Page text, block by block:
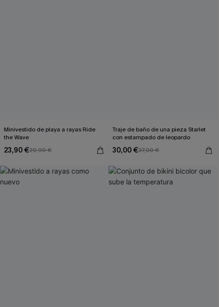
Minivestido de playa a rayas Ride
the Wave
23,90 €29,90 €
Traje de baño de una pieza Starlet
con estampado de leopardo
30,00 €37,00 €